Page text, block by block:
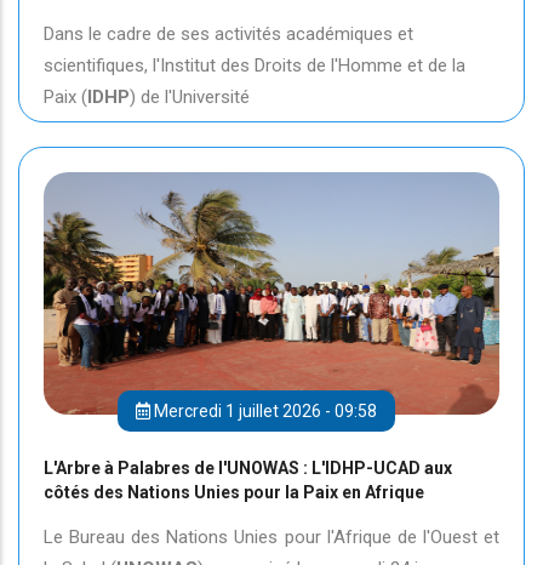
Dans le cadre de ses activités académiques et
scientifiques, l'Institut des Droits de l'Homme et de la
Paix (IDHP) de l'Université
Mercredi 1 juillet 2026 - 09:58
L'Arbre à Palabres de l'UNOWAS : L'IDHP-UCAD aux
côtés des Nations Unies pour la Paix en Afrique
Le Bureau des Nations Unies pour l'Afrique de l'Ouest et